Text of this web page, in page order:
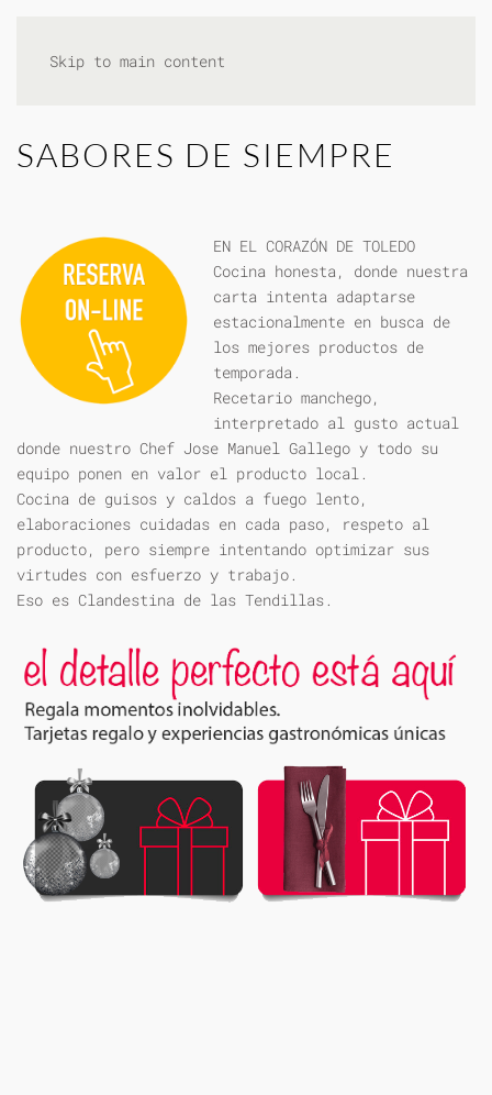
Skip to main content
SABORES DE SIEMPRE
EN EL CORAZÓN DE TOLEDO
Cocina honesta, donde nuestra
carta intenta adaptarse
estacionalmente en busca de
los mejores productos de
temporada.
Recetario manchego,
interpretado al gusto actual
donde nuestro Chef Jose Manuel Gallego y todo su
equipo ponen en valor el producto local.
Cocina de guisos y caldos a fuego lento,
elaboraciones cuidadas en cada paso, respeto al
producto, pero siempre intentando optimizar sus
virtudes con esfuerzo y trabajo.
Eso es Clandestina de las Tendillas.